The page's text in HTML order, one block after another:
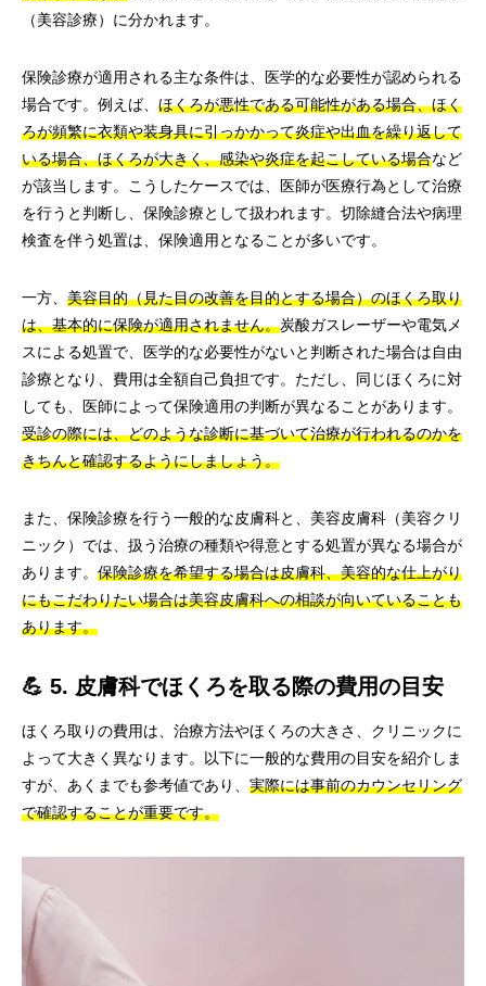
（美容診療）に分かれます。
保険診療が適用される主な条件は、医学的な必要性が認められる
場合です。例えば、 ほくろが悪性である可能性がある場合、ほく
ろが頻繁に衣類や装身具に引っかかって炎症や出血を繰り返して
いる場合、ほくろが大きく、感染や炎症を起こしている場合など
が該当します。こうしたケースでは、医師が医療行為として治療
を行うと判断し、保険診療として扱われます。切除縫合法や病理
検査を伴う処置は、保険適用となることが多いです。
一方、 美容目的（見た目の改善を目的とする場合）のほくろ取り
は、基本的に保険が適用されません。炭酸ガスレーザーや電気メ
スによる処置で、医学的な必要性がないと判断された場合は自由
診療となり、費用は全額自己負担です。ただし、同じほくろに対
しても、医師によって保険適用の判断が異なることがあります。
受診の際には、どのような診断に基づいて治療が行われるのかを
きちんと確認するようにしましょう。
また、保険診療を行う一般的な皮膚科と、美容皮膚科（美容クリ
ニック）では、扱う治療の種類や得意とする処置が異なる場合が
あります。 保険診療を希望する場合は皮膚科、美容的な仕上がり
にもこだわりたい場合は美容皮膚科への相談が向いていることも
あります。
💪 5. 皮膚科でほくろを取る際の費用の目安
ほくろ取りの費用は、治療方法やほくろの大きさ、クリニックに
よって大きく異なります。以下に一般的な費用の目安を紹介しま
すが、あくまでも参考値であり、 実際には事前のカウンセリング
で確認することが重要です。